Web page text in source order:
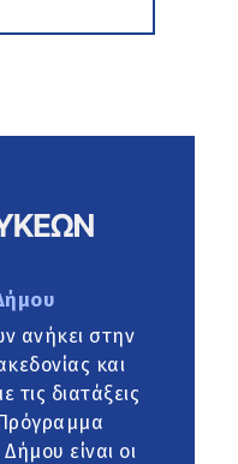
ανήκει στην
και
διατάξεις
είναι οι